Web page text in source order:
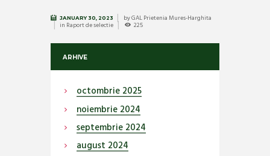
JANUARY 30, 2023 byGAL Prietenia Mures-Harghita
in Raport de selectie 225
ARHIVE
octombrie 2025
noiembrie 2024
septembrie 2024
august 2024